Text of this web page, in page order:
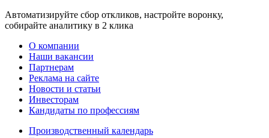
Автоматизируйте сбор откликов, настройте воронку,
собирайте аналитику в 2 клика
О компании
Наши вакансии
Партнерам
Реклама на сайте
Новости и статьи
Инвесторам
Кандидаты по профессиям
Производственный календарь